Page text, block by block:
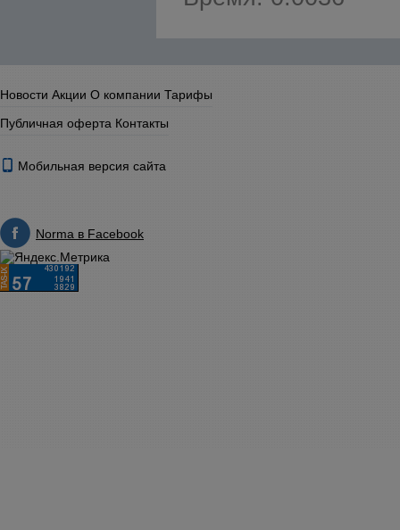
Новости Акции О компании Тарифы
Публичная оферта Контакты
Мобильная версия сайта
Norma в Facebook